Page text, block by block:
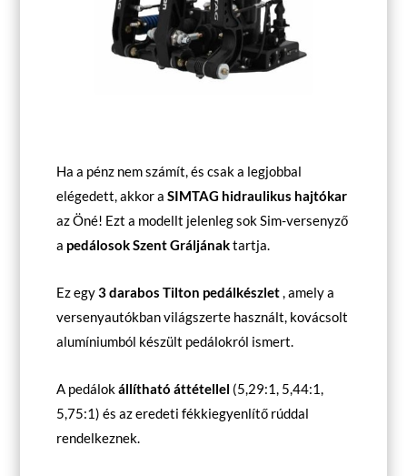
Ha a pénz nem számít, és csak a legjobbal
elégedett, akkor aSIMTAG hidraulikus hajtókar
az Öné! Ezt a modellt jelenleg sok Sim-versenyző
a pedálosok Szent Gráljánaktartja.
Ez egy3 darabos Tilton pedálkészlet, amely a
versenyautókban világszerte használt, kovácsolt
alumíniumból készült pedálokról ismert.
A pedálokállítható áttétellel (5,29:1, 5,44:1,
5,75:1) és az eredeti fékkiegyenlítő rúddal
rendelkeznek.